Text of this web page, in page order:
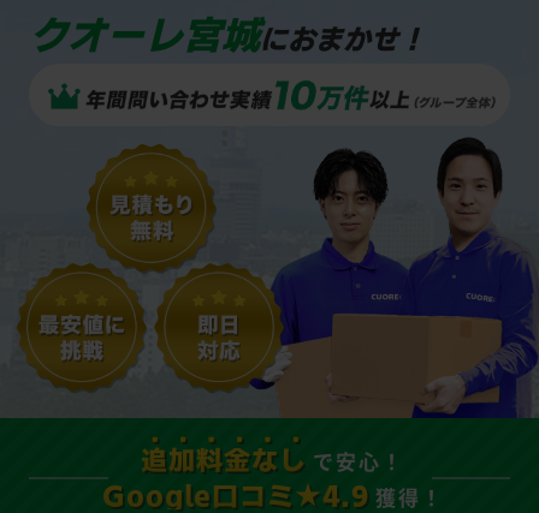
クオーレ宮城におまかせ！
追加料金なし で安心！
Google口コミ★4.9 獲得！